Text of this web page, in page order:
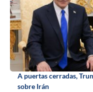
A puertas cerradas,
sobre Irán